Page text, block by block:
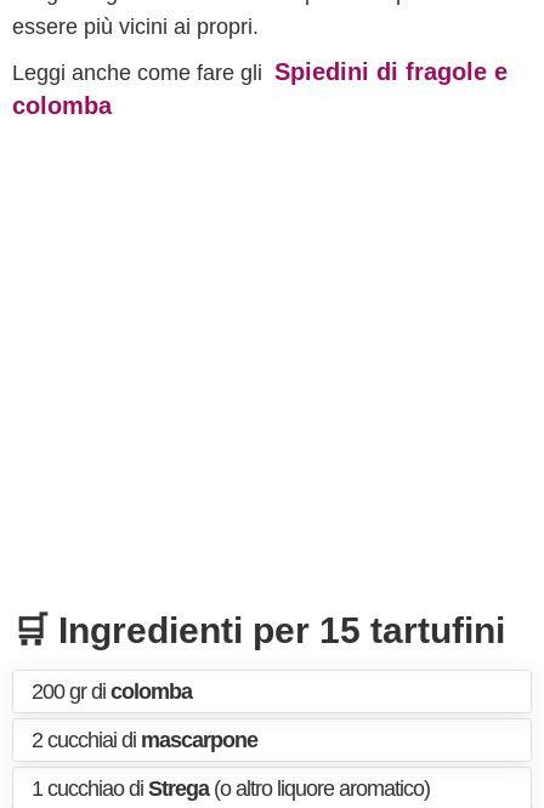
essere più vicini ai propri.
Leggi anche come fare gli Spiedini di fragole e
colomba
🛒 Ingredienti per 15 tartufini
200 gr di colomba
2 cucchiai di mascarpone
1 cucchiao di Strega(o altro liquore aromatico)